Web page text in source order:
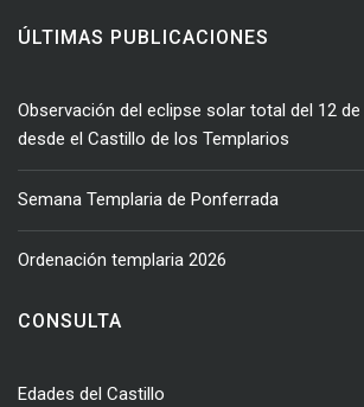
ÚLTIMAS PUBLICACIONES
Observación del eclipse solar total del 12
desde el Castillo de los Templarios
Semana Templaria de Ponferrada
Ordenación templaria 2026
CONSULTA
Edades del Castillo